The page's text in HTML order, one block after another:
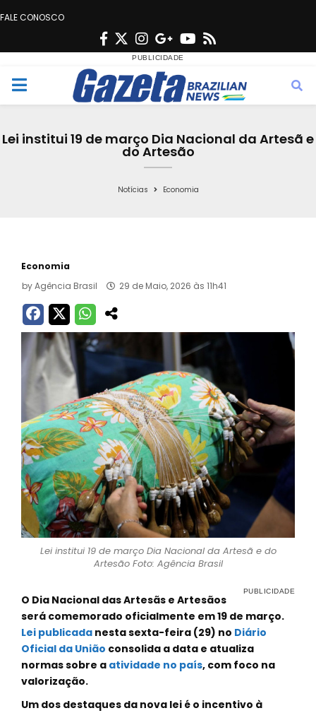
FALE CONOSCO
F
c
e
o
T
w
i
t
e
n
s
t
g
r
a
G
o
o
g
e
Y
u
t
b
s
M
Lei institui 19 de março Dia Nacional da Artesã e
do Artesão
Notícias Economia
Economia
byAgência Brasil 29 de Maio, 2026 às 11h41
Lei institui 19 de março Dia Nacional da Artesã e do
Artesão Foto: Agência Brasil
O Dia Nacional das Artesãs e Artesãos
será comemorado oficialmente em 19 de março.
Lei publicada nesta sexta-feira (29) no Diário
Oficial da União consolida a data e atualiza
normas sobre a atividade no país, com foco na
valorização.
Um dos destaques da nova lei é o incentivo à